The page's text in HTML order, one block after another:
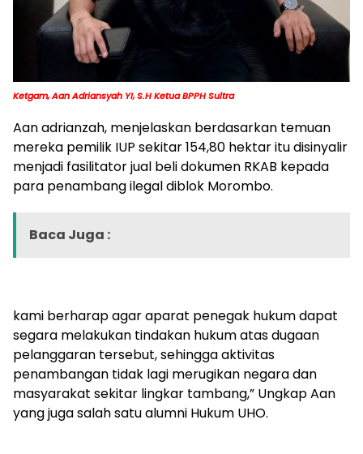
Ketgam, Aan Adriansyah YI, S.H Ketua BPPH Sultra
Aan adrianzah, menjelaskan berdasarkan temuan
mereka pemilik IUP sekitar 154,80 hektar itu disinyalir
menjadi fasilitator jual beli dokumen RKAB kepada
para penambang ilegal diblok Morombo.
Baca Juga :
kami berharap agar aparat penegak hukum dapat
segara melakukan tindakan hukum atas dugaan
pelanggaran tersebut, sehingga aktivitas
penambangan tidak lagi merugikan negara dan
masyarakat sekitar lingkar tambang,” Ungkap Aan
yang juga salah satu alumni Hukum UHO.